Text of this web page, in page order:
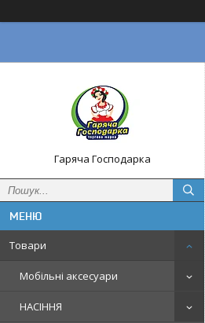
Гаряча Господарка
Товари
Мобільні аксесуари
НАСІННЯ